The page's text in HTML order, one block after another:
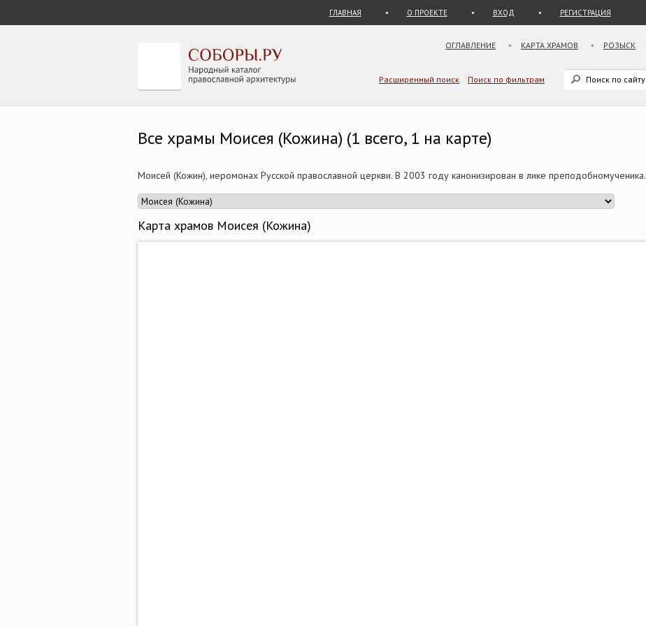
ГЛАВНАЯ О ПРОЕКТЕ ВХОД РЕГИСТРАЦИЯ
ОГЛАВЛЕНИЕ КАРТА ХРАМОВ РОЗЫСК
Расширенный поиск Поиск по фильтрам
Все храмы Моисея (Кожина) (1 всего, 1 на карте)
Моисей (Кожин), иеромонах Русской православной церкви. В 2003 году канонизирован в лике преподобномученика.
Карта храмов Моисея (Кожина)